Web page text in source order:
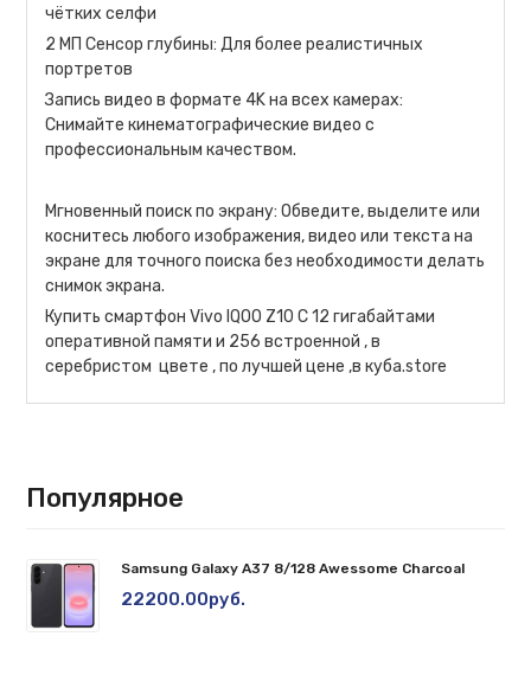
чётких селфи
2 МП Сенсор глубины: Для более реалистичных
портретов
Запись видео в формате 4K на всех камерах:
Снимайте кинематографические видео с
профессиональным качеством.
Мгновенный поиск по экрану: Обведите, выделите или
коснитесь любого изображения, видео или текста на
экране для точного поиска без необходимости делать
снимок экрана.
Купить смартфон Vivo IQOO Z10 С 12 гигабайтами
оперативной памяти и 256 встроенной , в
серебристом цвете , по лучшей цене ,в куба.store
Популярное
Samsung Galaxy A37 8/128 Awessome Charcoal
22200.00руб.